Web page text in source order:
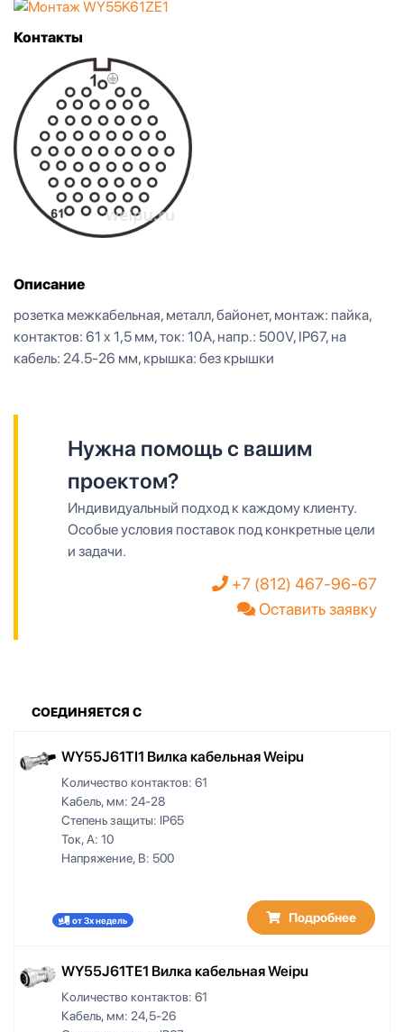
Контакты
Описание
розетка межкабельная, металл, байонет, монтаж: пайка,
контактов: 61 x 1,5 мм, ток: 10А, напр.: 500V, IP67, на
кабель: 24.5-26 мм, крышка: без крышки
Нужна помощь с вашим
проектом?
Индивидуальный подход к каждому клиенту.
Особые условия поставок под конкретные цели
и задачи.
+7 (812) 467-96-67
Оставить заявку
СОЕДИНЯЕТСЯ С
WY55J61TI1 Вилка кабельная Weipu
Количество контактов: 61
Кабель, мм: 24-28
Степень защиты: IP65
Ток, А: 10
Напряжение, В: 500
от 3х недель Подробнее
WY55J61TE1 Вилка кабельная Weipu
Количество контактов: 61
Кабель, мм: 24,5-26